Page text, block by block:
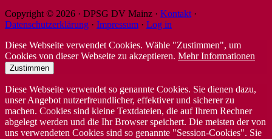
Copyright © 2026 · DPSG DV Mainz · Kontakt ·
Datenschutzerklärung · Impressum · Log in
Diese Webseite verwendet Cookies. Wähle "Zustimmen", um
Cookies von dieser Webseite zu akzeptieren. Mehr Informationen
Zustimmen
Diese Webseite verwendet so genannte Cookies. Sie dienen dazu,
unser Angebot nutzerfreundlicher, effektiver und sicherer zu
machen. Cookies sind kleine Textdateien, die auf Ihrem Rechner
abgelegt werden und die Ihr Browser speichert. Die meisten der von
uns verwendeten Cookies sind so genannte "Session-Cookies". Sie